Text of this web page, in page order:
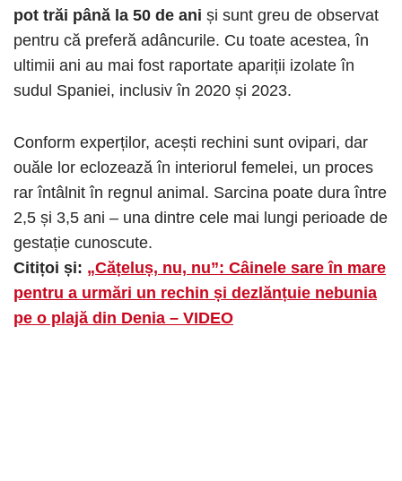
pot trăi până la 50 de ani și sunt greu de observat
pentru că preferă adâncurile. Cu toate acestea, în
ultimii ani au mai fost raportate apariții izolate în
sudul Spaniei, inclusiv în 2020 și 2023.
Conform experților, acești rechini sunt ovipari, dar
ouăle lor eclozează în interiorul femelei, un proces
rar întâlnit în regnul animal. Sarcina poate dura între
2,5 și 3,5 ani – una dintre cele mai lungi perioade de
gestație cunoscute.
Citițoi și: „Cățeluș, nu, nu”: Câinele sare în mare
pentru a urmări un rechin și dezlănțuie nebunia
pe o plajă din Denia – VIDEO